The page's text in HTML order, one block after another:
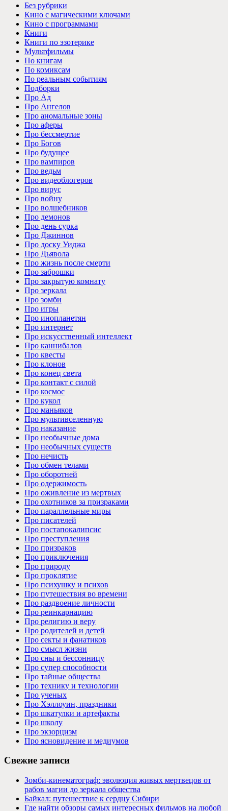
Без рубрики
Кино с магическими ключами
Кино с программами
Книги
Книги по эзотерике
Мультфильмы
По книгам
По комиксам
По реальным событиям
Подборки
Про Ад
Про Ангелов
Про аномальные зоны
Про аферы
Про бессмертие
Про Богов
Про будущее
Про вампиров
Про ведьм
Про видеоблогеров
Про вирус
Про войну
Про волшебников
Про демонов
Про день сурка
Про Джиннов
Про доску Уиджа
Про Дьявола
Про жизнь после смерти
Про заброшки
Про закрытую комнату
Про зеркала
Про зомби
Про игры
Про инопланетян
Про интернет
Про искусственный интеллект
Про каннибалов
Про квесты
Про клонов
Про конец света
Про контакт с силой
Про космос
Про кукол
Про маньяков
Про мультивселенную
Про наказание
Про необычные дома
Про необычных существ
Про нечисть
Про обмен телами
Про оборотней
Про одержимость
Про оживление из мертвых
Про охотников за призраками
Про параллельные миры
Про писателей
Про постапокалипсис
Про преступления
Про призраков
Про приключения
Про природу
Про проклятие
Про психушку и психов
Про путешествия во времени
Про раздвоение личности
Про реинкарнацию
Про религию и веру
Про родителей и детей
Про секты и фанатиков
Про смысл жизни
Про сны и бессонницу
Про супер способности
Про тайные общества
Про технику и технологии
Про ученых
Про Хэллоуин, праздники
Про шкатулки и артефакты
Про школу
Про экзорцизм
Про ясновидение и медиумов
Свежие записи
Зомби-кинематограф: эволюция живых мертвецов от
рабов магии до зеркала общества
Байкал: путешествие к сердцу Сибири
Где найти обзоры самых интересных фильмов на любой